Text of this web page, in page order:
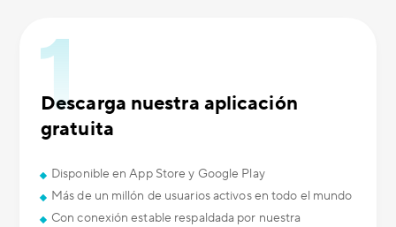
Descarga nuestra aplicación
gratuita
Disponible en App Store y Google Play
Más de un millón de usuarios activos en todo el mundo
Con conexión estable respaldada por nuestra